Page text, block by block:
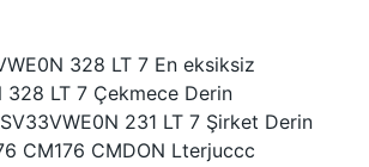
328 LT 7 En eksiksiz
328 LT 7 Çekmece Derin
231 LT 7 Şirket Derin
CM176 CMDON Lterjuccc